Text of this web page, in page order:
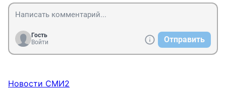
Гость
Войти
Отправить
Новости СМИ2